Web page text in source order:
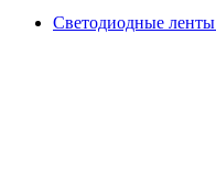
Светодиодные ленты